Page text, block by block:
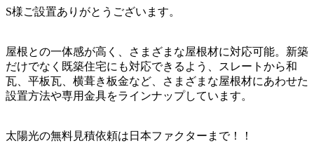
S様ご設置ありがとうございます。
屋根との一体感が高く、さまざまな屋根材に対応可能。新築
だけでなく既築住宅にも対応できるよう、スレートから和
瓦、平板瓦、横葺き板金など、さまざまな屋根材にあわせた
設置方法や専用金具をラインナップしています。
太陽光の無料見積依頼は日本ファクターまで！！